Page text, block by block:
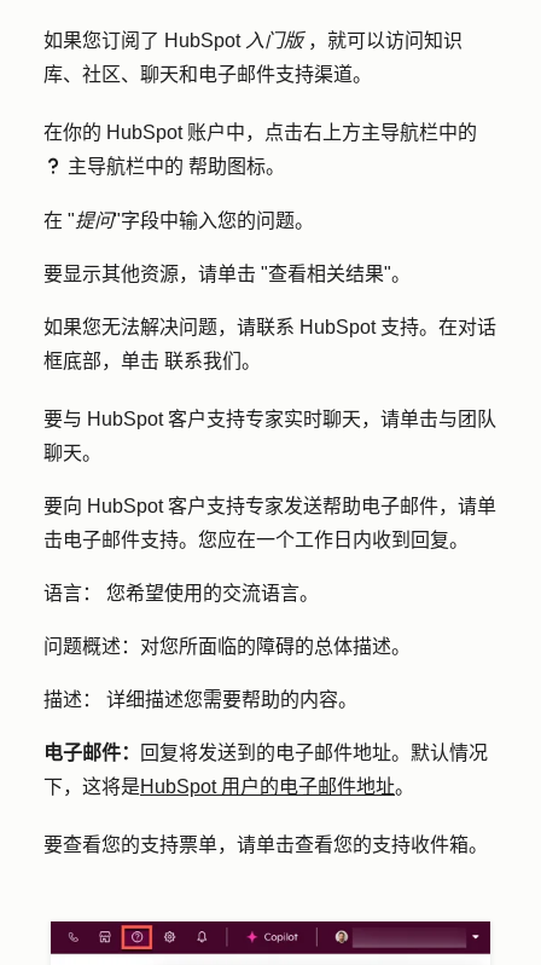
如果您订阅了 HubSpot 入门版，就可以访问知识
库、社区、聊天和电子邮件支持渠道。
在你的 HubSpot 账户中，点击右上方主导航栏中的
question 主导航栏中的 帮助图标。
在 "提问"字段中输入您的问题。
要显示其他资源，请单击 "查看相关结果"。
如果您无法解决问题，请联系 HubSpot 支持。在对话
框底部，单击 联系我们 。
要与 HubSpot 客户支持专家实时聊天，请单击与 团队
聊天。
要向 HubSpot 客户支持专家发送帮助电子邮件，请单
击电子邮件支持。您应在一个工作日内收到回复。
语言： 您希望使用的交流语言。
问题概述： 对您所面临的障碍的总体描述。
描述： 详细描述您需要帮助的内容。
电子邮件：
回复将发送到的电子邮件地址。默认情况
下，这将是HubSpot 用户的电子邮件地址。
要查看您的支持票单，请单击查看您的支持收件箱。